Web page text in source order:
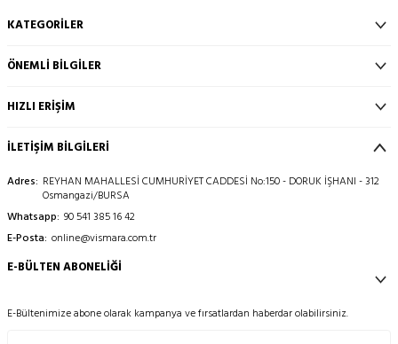
KATEGORILER
ÖNEMLI BILGILER
HIZLI ERIŞIM
İLETİŞİM BİLGİLERİ
Adres: REYHAN MAHALLESİ CUMHURİYET CADDESİ No:150 - DORUK İŞHANI - 312
Osmangazi/BURSA
Whatsapp: 90 541 385 16 42
E-Posta: online@vismara.com.tr
E-BÜLTEN ABONELIĞI
E-Bültenimize abone olarak kampanya ve fırsatlardan haberdar olabilirsiniz.